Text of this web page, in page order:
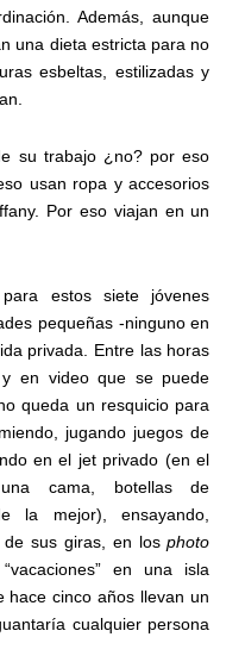
Además, aunque
una dieta estricta para no
esbeltas, estilizadas y
su trabajo ¿no? por eso
usan ropa y accesorios
Por eso viajan en un
estos siete jóvenes
pequeñas -ninguno en
privada. Entre las horas
en video que se puede
queda un resquicio para
jugando juegos de
en el jet privado (en el
cama, botellas de
la mejor), ensayando,
de sus giras, en losphoto
en una isla
hace cinco años llevan un
cualquier persona